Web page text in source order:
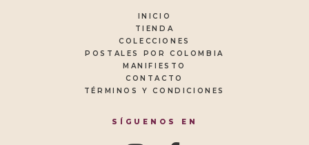
INICIO
TIENDA
COLECCIONES
POSTALES POR COLOMBIA
MANIFIESTO
CONTACTO
TÉRMINOS Y CONDICIONES
SÍGUENOS EN